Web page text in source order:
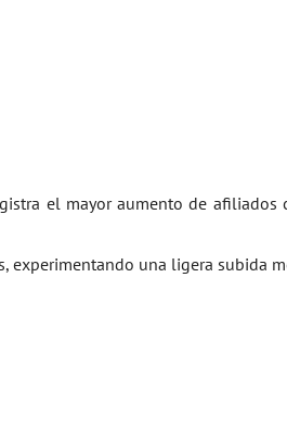
el mayor aumento de
una ligera subida